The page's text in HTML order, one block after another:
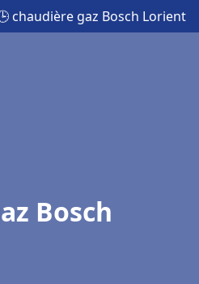
chaudière gaz Bosch Lorient
Bosch